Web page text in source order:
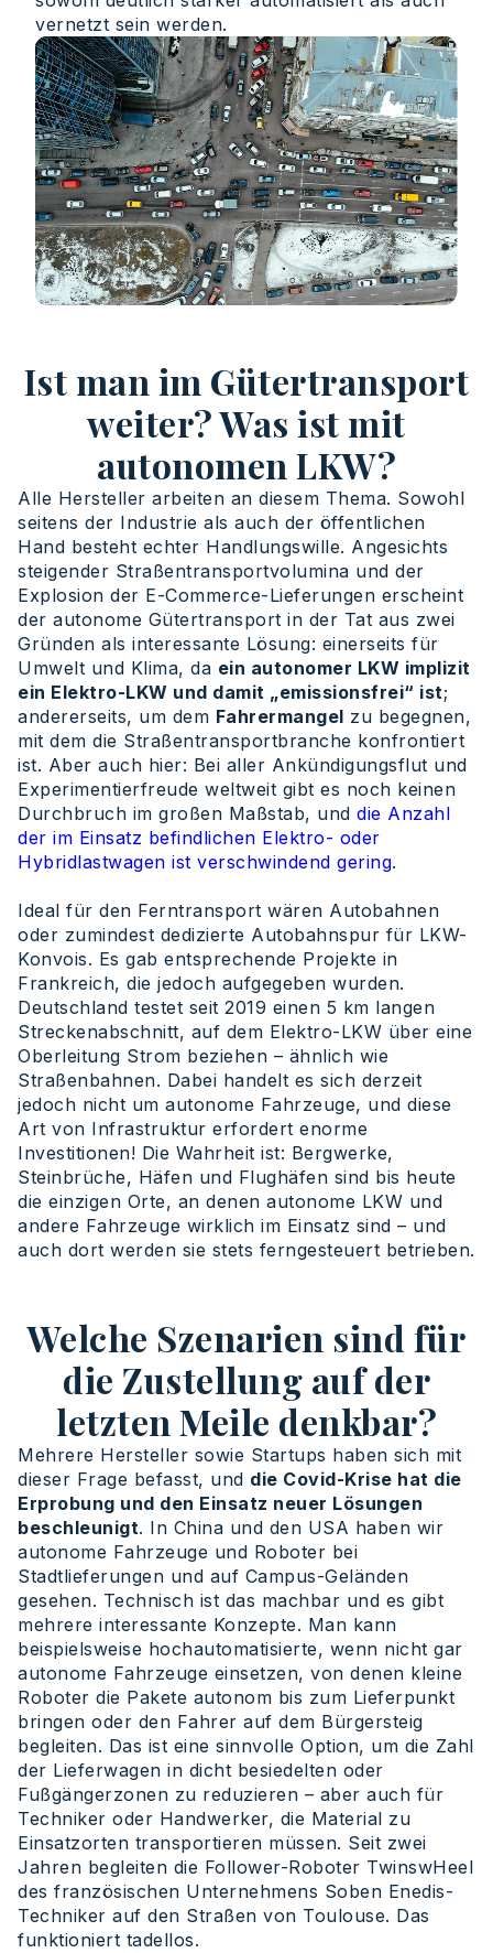
vernetzt sein werden.
Ist man im Gütertransport
weiter? Was ist mit
autonomen LKW?
Alle Hersteller arbeiten an diesem Thema. Sowohl
seitens der Industrie als auch der öffentlichen
Hand besteht echter Handlungswille. Angesichts
steigender Straßentransportvolumina und der
Explosion der E-Commerce-Lieferungen erscheint
der autonome Gütertransport in der Tat aus zwei
Gründen als interessante Lösung: einerseits für
Umwelt und Klima, da ein autonomer LKW implizit
ein Elektro-LKW und damit „emissionsfrei“ ist;
andererseits, um dem Fahrermangel zu begegnen,
mit dem die Straßentransportbranche konfrontiert
ist. Aber auch hier: Bei aller Ankündigungsflut und
Experimentierfreude weltweit gibt es noch keinen
Durchbruch im großen Maßstab, und die Anzahl
der im Einsatz befindlichen Elektro- oder
Hybridlastwagen ist verschwindend gering.
Ideal für den Ferntransport wären Autobahnen
oder zumindest dedizierte Autobahnspur für LKW-
Konvois. Es gab entsprechende Projekte in
Frankreich, die jedoch aufgegeben wurden.
Deutschland testet seit 2019 einen 5 km langen
Streckenabschnitt, auf dem Elektro-LKW über eine
Oberleitung Strom beziehen – ähnlich wie
Straßenbahnen. Dabei handelt es sich derzeit
jedoch nicht um autonome Fahrzeuge, und diese
Art von Infrastruktur erfordert enorme
Investitionen! Die Wahrheit ist: Bergwerke,
Steinbrüche, Häfen und Flughäfen sind bis heute
die einzigen Orte, an denen autonome LKW und
andere Fahrzeuge wirklich im Einsatz sind – und
auch dort werden sie stets ferngesteuert betrieben.
Welche Szenarien sind für
die Zustellung auf der
letzten Meile denkbar?
Mehrere Hersteller sowie Startups haben sich mit
dieser Frage befasst, und die Covid-Krise hat die
Erprobung und den Einsatz neuer Lösungen
beschleunigt. In China und den USA haben wir
autonome Fahrzeuge und Roboter bei
Stadtlieferungen und auf Campus-Geländen
gesehen. Technisch ist das machbar und es gibt
mehrere interessante Konzepte. Man kann
beispielsweise hochautomatisierte, wenn nicht gar
autonome Fahrzeuge einsetzen, von denen kleine
Roboter die Pakete autonom bis zum Lieferpunkt
bringen oder den Fahrer auf dem Bürgersteig
begleiten. Das ist eine sinnvolle Option, um die Zahl
der Lieferwagen in dicht besiedelten oder
Fußgängerzonen zu reduzieren – aber auch für
Techniker oder Handwerker, die Material zu
Einsatzorten transportieren müssen. Seit zwei
Jahren begleiten die Follower-Roboter TwinswHeel
des französischen Unternehmens Soben Enedis-
Techniker auf den Straßen von Toulouse. Das
funktioniert tadellos.